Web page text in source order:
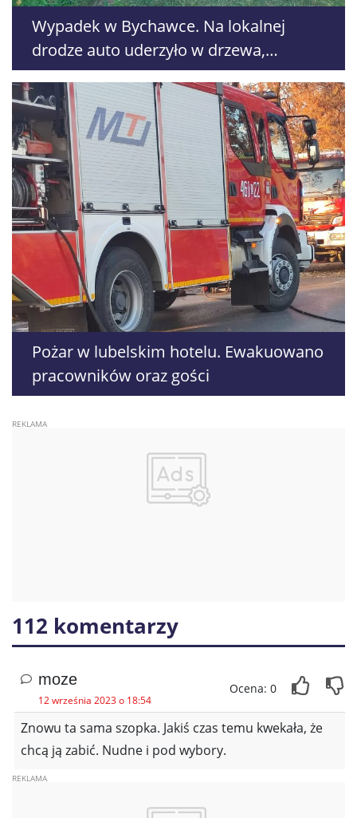
Wypadek w Bychawce. Na lokalnej
drodze auto uderzyło w drzewa,
kierowca się oddalił
Pożar w lubelskim hotelu. Ewakuowano
pracowników oraz gości
112 komentarzy
moze
12 września 2023 o 18:54
Ocena: 0
Znowu ta sama szopka. Jakiś czas temu kwekała, że
chcą ją zabić. Nudne i pod wybory.